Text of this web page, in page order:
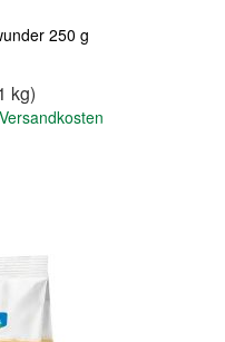
250 g
kg)
Versandkosten